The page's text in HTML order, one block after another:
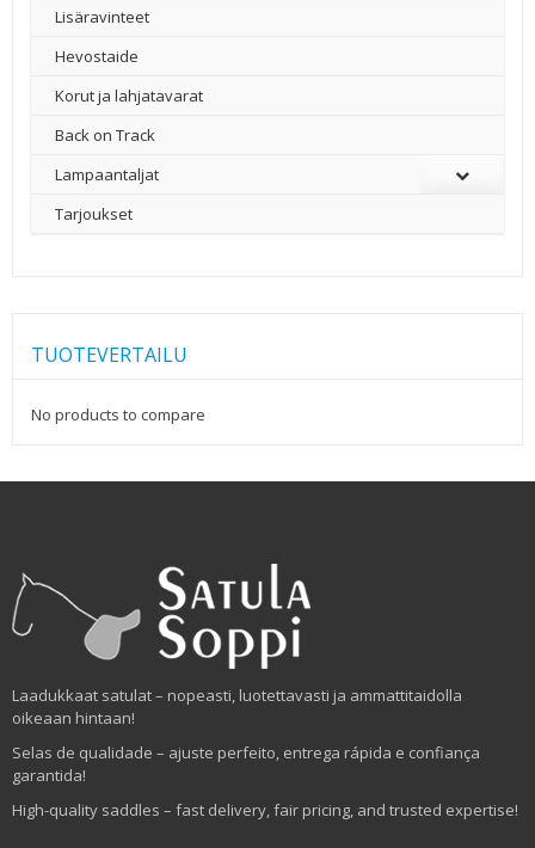
Lisäravinteet
Hevostaide
Korut ja lahjatavarat
Back on Track
Lampaantaljat
Tarjoukset
TUOTEVERTAILU
No products to compare
Laadukkaat satulat – nopeasti, luotettavasti ja ammattitaidolla
oikeaan hintaan!
Selas de qualidade – ajuste perfeito, entrega rápida e confiança
garantida!
High-quality saddles – fast delivery, fair pricing, and trusted expertise!